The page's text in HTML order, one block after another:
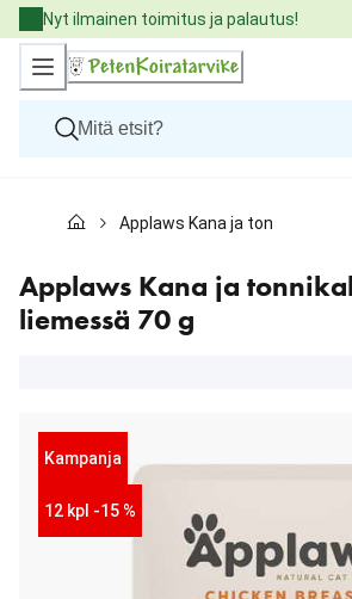
Skip
to
Content
Nyt ilmainen toimitus ja palautus!
Kissat
Eläinlääkäriruoat
Tuotemerkit
Uutuudet
Applaws Kana ja tonnikalafilee
Applaws Kana ja
liemessä 70 g
Kampanja
12 kpl -15 %